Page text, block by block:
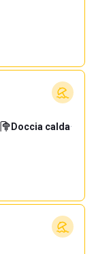
Doccia calda·